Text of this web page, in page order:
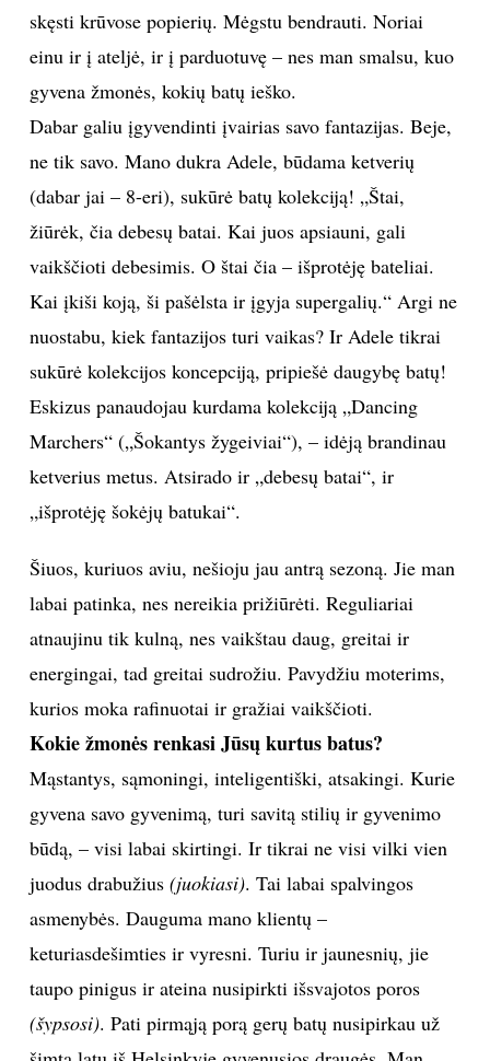
skęsti krūvose popierių. Mėgstu bendrauti. Noriai
einu ir į ateljė, ir į parduotuvę – nes man smalsu, kuo
gyvena žmonės, kokių batų ieško.
Dabar galiu įgyvendinti įvairias savo fantazijas. Beje,
ne tik savo. Mano dukra Adele, būdama ketverių
(dabar jai – 8-eri), sukūrė batų kolekciją! „Štai,
žiūrėk, čia debesų batai. Kai juos apsiauni, gali
vaikščioti debesimis. O štai čia – išprotėję bateliai.
Kai įkiši koją, ši pašėlsta ir įgyja supergalių.“ Argi ne
nuostabu, kiek fantazijos turi vaikas? Ir Adele tikrai
sukūrė kolekcijos koncepciją, pripiešė daugybę batų!
Eskizus panaudojau kurdama kolekciją „Dancing
Marchers“ („Šokantys žygeiviai“), – idėją brandinau
ketverius metus. Atsirado ir „debesų batai“, ir
„išprotėję šokėjų batukai“.
Šiuos, kuriuos aviu, nešioju jau antrą sezoną. Jie man
labai patinka, nes nereikia prižiūrėti. Reguliariai
atnaujinu tik kulną, nes vaikštau daug, greitai ir
energingai, tad greitai sudrožiu. Pavydžiu moterims,
kurios moka rafinuotai ir gražiai vaikščioti.
Kokie žmonės renkasi Jūsų kurtus batus?
Mąstantys, sąmoningi, inteligentiški, atsakingi. Kurie
gyvena savo gyvenimą, turi savitą stilių ir gyvenimo
būdą, – visi labai skirtingi. Ir tikrai ne visi vilki vien
juodus drabužius (juokiasi). Tai labai spalvingos
asmenybės. Dauguma mano klientų –
keturiasdešimties ir vyresni. Turiu ir jaunesnių, jie
taupo pinigus ir ateina nusipirkti išsvajotos poros
(šypsosi). Pati pirmąją porą gerų batų nusipirkau už